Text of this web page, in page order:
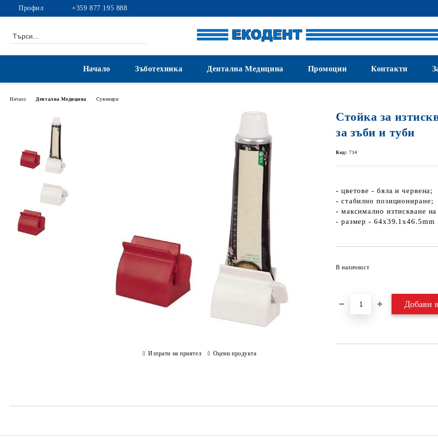
Профил +359 877 195 888
Начало Зъботехника Дентална Медицина Промоции Контакти
Начало Дентална Медицина Сувенири
Стойка за
за зъби и туби
Код: 714
- цветове - бяла и червена;
- стабилно позициониране;
- максимално изтискване
- размер - 64х39.1х46.5mm
В наличност
Изпрати на приятел Оцени продукта